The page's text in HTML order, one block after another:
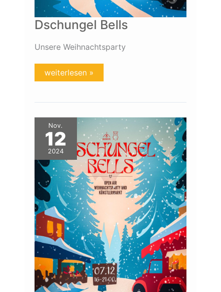
Dschungel Bells
Unsere Weihnachtsparty
weiterlesen »
Nov.
12
2024
Dschungel
Bells